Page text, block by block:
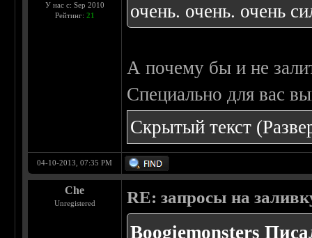
У нас с: Sep 2010
Рейтинг: 21
очень. очень. очень
А почему бы и не
Специально для вас
Скрытый текст
04-10-2013, 07:35 PM
Che
Unregistered RE: запросы на
Boogiemonsters